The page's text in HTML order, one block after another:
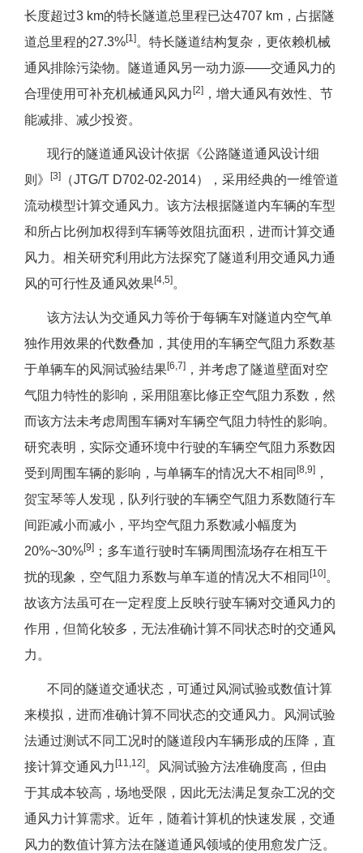
长度超过3 km的特长隧道总里程已达4707 km，占据隧
道总里程的27.3%[1] 。特长隧道结构复杂，更依赖机械
通风排除污染物。隧道通风另一动力源——交通风力的
合理使用可补充机械通风风力 [2] ，增大通风有效性、节
能减排、减少投资。
现行的隧道通风设计依据《公路隧道通风设计细
则》
[3]
（JTG/T D702-02-2014），采用经典的一维管道
流动模型计算交通风力。该方法根据隧道内车辆的车型
和所占比例加权得到车辆等效阻抗面积，进而计算交通
风力。相关研究利用此方法探究了隧道利用交通风力通
风的可行性及通风效果[4,5] 。
该方法认为交通风力等价于每辆车对隧道内空气单
独作用效果的代数叠加，其使用的车辆空气阻力系数基
于单辆车的风洞试验结果[6,7] ，并考虑了隧道壁面对空
气阻力特性的影响，采用阻塞比修正空气阻力系数，然
而该方法未考虑周围车辆对车辆空气阻力特性的影响。
研究表明，实际交通环境中行驶的车辆空气阻力系数因
受到周围车辆的影响，与单辆车的情况大不相同 [8,9] ，
贺宝琴等人发现，队列行驶的车辆空气阻力系数随行车
间距减小而减小，平均空气阻力系数减小幅度为
20%~30%[9] ；多车道行驶时车辆周围流场存在相互干
扰的现象，空气阻力系数与单车道的情况大不相同 [10] 。
故该方法虽可在一定程度上反映行驶车辆对交通风力的
作用，但简化较多，无法准确计算不同状态时的交通风
力。
不同的隧道交通状态，可通过风洞试验或数值计算
来模拟，进而准确计算不同状态的交通风力。风洞试验
法通过测试不同工况时的隧道段内车辆形成的压降，直
接计算交通风力 [11,12] 。风洞试验方法准确度高，但由
于其成本较高，场地受限，因此无法满足复杂工况的交
通风力计算需求。近年，随着计算机的快速发展，交通
风力的数值计算方法在隧道通风领域的使用愈发广泛。